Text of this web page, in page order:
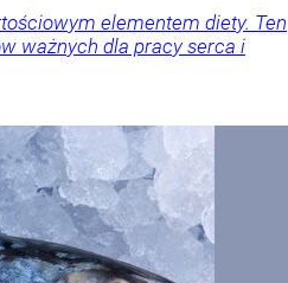
elementem diety. Ten
ważnych dla pracy serca i